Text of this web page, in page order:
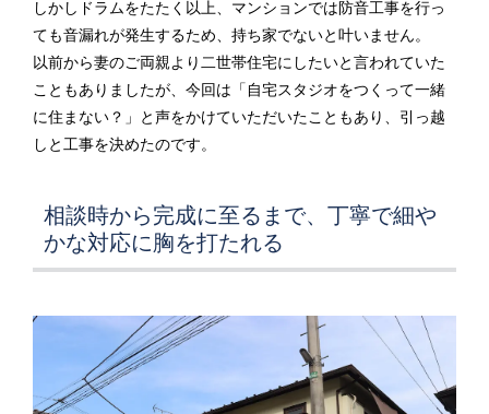
しかしドラムをたたく以上、マンションでは防音工事を行っ
ても音漏れが発生するため、持ち家でないと叶いません。
以前から妻のご両親より二世帯住宅にしたいと言われていた
こともありましたが、今回は「自宅スタジオをつくって一緒
に住まない？」と声をかけていただいたこともあり、引っ越
しと工事を決めたのです。
相談時から完成に至るまで、丁寧で細や
かな対応に胸を打たれる